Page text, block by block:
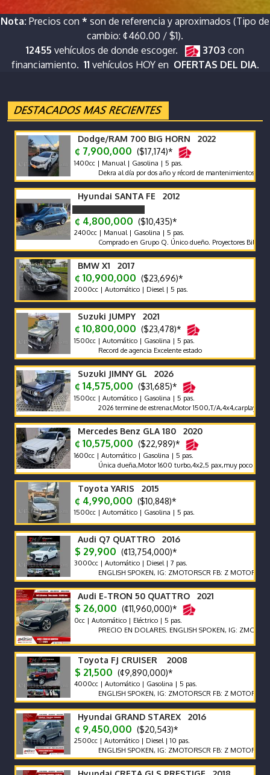
Nota: Precios con * son de referencia y aproximados (Tipo de
cambio: ¢460.00 / $1).
12455 vehículos de donde escoger. 3703 con
financiamiento. 11 vehículos HOY en OFERTAS DEL DIA.
Dodge/RAM 700 BIG HORN 2022
¢ 7,900,000 ($17,174)*
1400cc | Manual | Gasolina | 5 pas.
Dekra al día por dos año y récord de mantenimientos de
Hyundai SANTA FE 2012
¢ 4,800,000 ($10,435)*
2400cc | Manual | Gasolina | 5 pas.
Comprado en Grupo Q. Único dueño. Proyectores Biled.
BMW X1 2017
¢ 10,900,000 ($23,696)*
2000cc | Automático | Diesel | 5 pas.
Suzuki JUMPY 2021
¢ 10,800,000 ($23,478)*
1500cc | Automático | Gasolina | 5 pas.
Record de agencia Excelente estado
Suzuki JIMNY GL 2026
¢ 14,575,000 ($31,685)*
1500cc | Automático | Gasolina | 5 pas.
2026 termine de estrenar,Motor 1500,T/
Mercedes Benz GLA 180 2020
¢ 10,575,000 ($22,989)*
1600cc | Automático | Gasolina | 5 pas.
Única dueña,Motor 1600 turbo,4x2,5 pax,muy poco km
Toyota YARIS 2015
¢ 4,990,000 ($10,848)*
1500cc | Automático | Gasolina | 5 pas.
Audi Q7 QUATTRO 2016
$ 29,900 (¢13,754,000)*
3000cc | Automático | Diesel | 7 pas.
ENGLISH SPOKEN, IG: ZMOTORSCR FB: Z MOTORS.
Audi E-TRON 50 QUATTRO 2021
$ 26,000 (¢11,960,000)*
0cc | Automático | Eléctrico | 5 pas.
PRECIO EN DOLARES. ENGLISH SPOKEN, IG:
Toyota FJ CRUISER 2008
$ 21,500 (¢9,890,000)*
4000cc | Automático | Gasolina | 5 pas.
ENGLISH SPOKEN, IG: ZMOTORSCR FB: Z MOTORS.
Hyundai GRAND STAREX 2016
¢ 9,450,000 ($20,543)*
2500cc | Automático | Diesel | 10 pas.
ENGLISH SPOKEN, IG: ZMOTORSCR FB: Z MOTORS.